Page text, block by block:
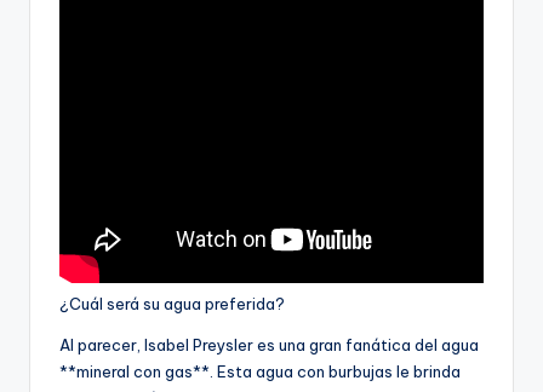
¿Cuál será su agua preferida?
Al parecer, Isabel Preysler es una gran fanática del agua
**mineral con gas**. Esta agua con burbujas le brinda